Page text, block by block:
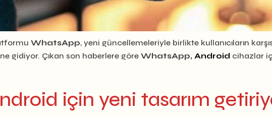
WhatsApp, yeni güncellemeleriyle birlikte kullanıcıların
gidiyor. Çıkan son haberlere göre WhatsApp, Android cihazlar
için yeni tasarım